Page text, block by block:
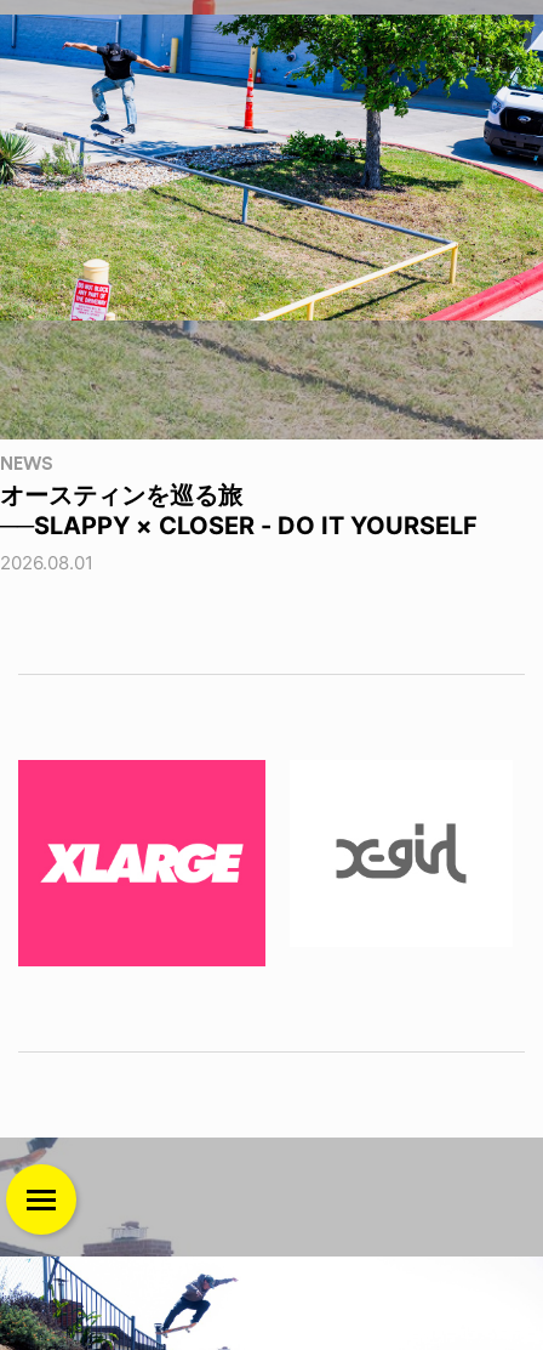
NEWS
オースティンを巡る旅
──SLAPPY × CLOSER - DO IT YOURSELF
2026.08.01